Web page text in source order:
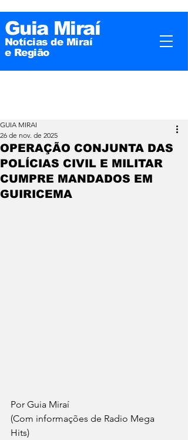
Guia Miraí
Notícias de Miraí
e Região
OPERAÇÃO CONJUNTA DAS
POLÍCIAS CIVIL E MILITAR
CUMPRE MANDADOS EM
GUIRICEMA
GUIA MIRAI
26 de nov. de 2025
Por Guia Miraí
(Com informações de Radio Mega
Hits)